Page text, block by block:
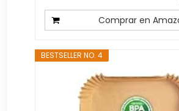
Comprar en
BESTSELLER NO. 4